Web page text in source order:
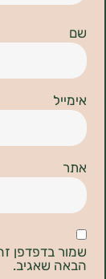
זה את